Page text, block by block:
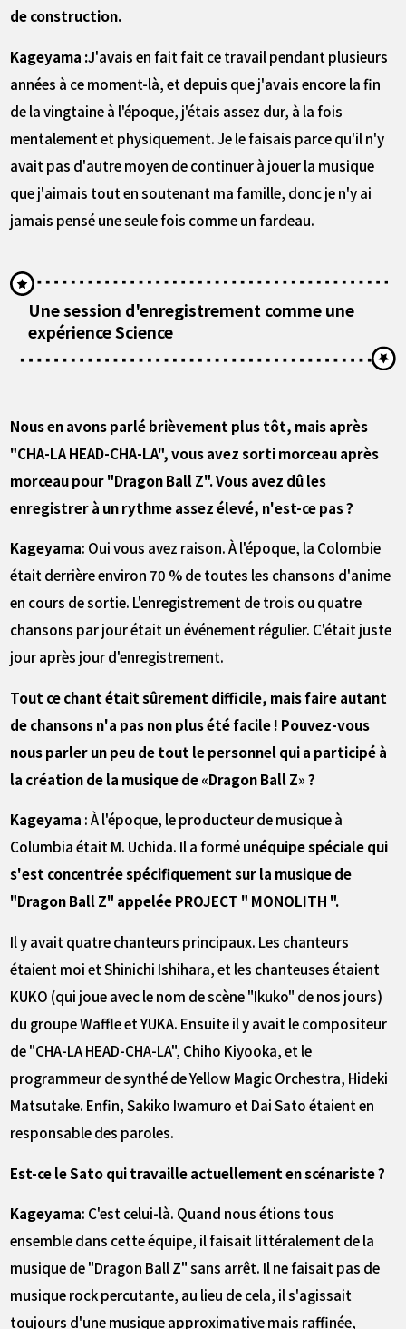
de construction.
Kageyama :J'avais en fait fait ce travail pendant plusieurs
années à ce moment-là, et depuis que j'avais encore la fin
de la vingtaine à l'époque, j'étais assez dur, à la fois
mentalement et physiquement. Je le faisais parce qu'il n'y
avait pas d'autre moyen de continuer à jouer la musique
que j'aimais tout en soutenant ma famille, donc je n'y ai
jamais pensé une seule fois comme un fardeau.
Une session d'enregistrement comme une
expérience Science
――Nous en avons parlé brièvement plus tôt, mais après
"CHA-LA HEAD-CHA-LA", vous avez sorti morceau après
morceau pour "Dragon Ball Z". Vous avez dû les
enregistrer à un rythme assez élevé, n'est-ce pas ?
Kageyama: Oui vous avez raison. À l'époque, la Colombie
était derrière environ 70 % de toutes les chansons d'anime
en cours de sortie. L'enregistrement de trois ou quatre
chansons par jour était un événement régulier. C'était juste
jour après jour d'enregistrement.
――Tout ce chant était sûrement difficile, mais faire autant
de chansons n'a pas non plus été facile ! Pouvez-vous
nous parler un peu de tout le personnel qui a participé à
la création de la musique de «Dragon Ball Z» ?
Kageyama : À l'époque, le producteur de musique à
Columbia était M. Uchida. Il a formé unéquipe spéciale qui
s'est concentrée spécifiquement sur la musique de
"Dragon Ball Z" appelée PROJECT " MONOLITH ".
Il y avait quatre chanteurs principaux. Les chanteurs
étaient moi et Shinichi Ishihara, et les chanteuses étaient
KUKO (qui joue avec le nom de scène "Ikuko" de nos jours)
du groupe Waffle et YUKA. Ensuite il y avait le compositeur
de "CHA-LA HEAD-CHA-LA", Chiho Kiyooka, et le
programmeur de synthé de Yellow Magic Orchestra, Hideki
Matsutake. Enfin, Sakiko Iwamuro et Dai Sato étaient en
responsable des paroles.
――Est-ce le Sato qui travaille actuellement en scénariste ?
Kageyama: C'est celui-là. Quand nous étions tous
ensemble dans cette équipe, il faisait littéralement de la
musique de "Dragon Ball Z" sans arrêt. Il ne faisait pas de
musique rock percutante, au lieu de cela, il s'agissait
toujours d'une musique approximative mais raffinée,